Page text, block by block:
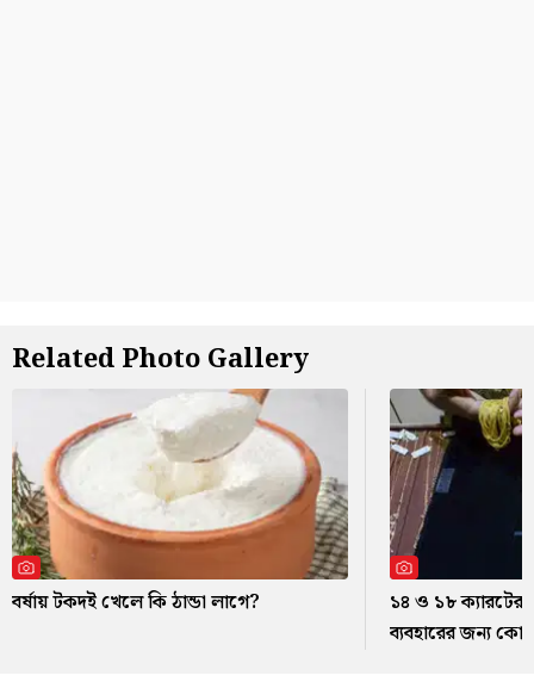
Related Photo Gallery
বর্ষায় টকদই খেলে কি ঠান্ডা লাগে?
১৪ ও ১৮
ব্যবহারের জন্য